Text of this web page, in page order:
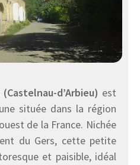
d’Arbieu) est
située dans la région
de la France. Nichée
du Gers, cette petite
et paisible, idéal